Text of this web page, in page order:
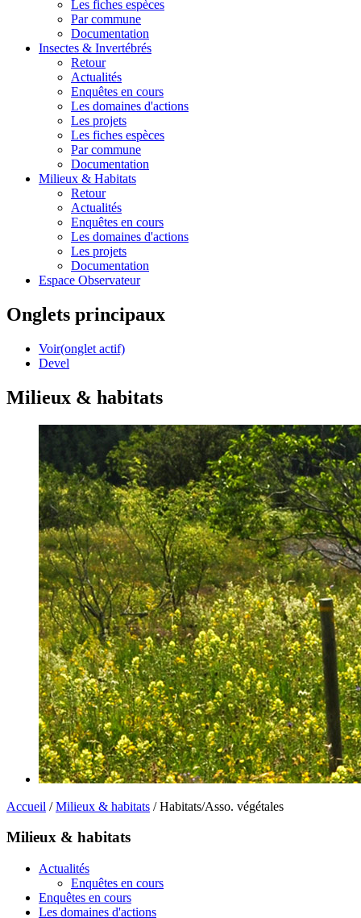
Les fiches espèces
Par commune
Documentation
Insectes & Invertébrés
Retour
Actualités
Enquêtes en cours
Les domaines d'actions
Les projets
Les fiches espèces
Par commune
Documentation
Milieux & Habitats
Retour
Actualités
Enquêtes en cours
Les domaines d'actions
Les projets
Documentation
Espace Observateur
Onglets principaux
Voir(onglet actif)
Devel
Milieux & habitats
Accueil /Milieux & habitats / Habitats/Asso. végétales
Milieux & habitats
Actualités
Enquêtes en cours
Enquêtes en cours
Les domaines d'actions